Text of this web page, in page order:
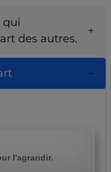
qui
des autres.
l'agrandir.